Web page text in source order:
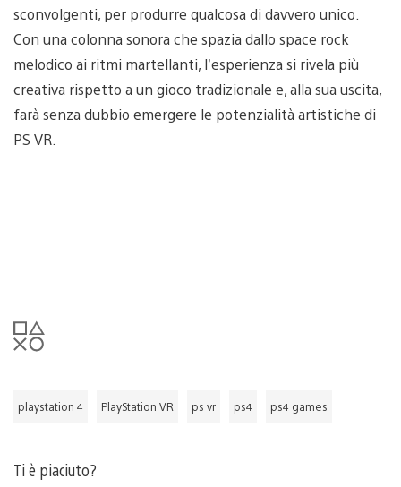
sconvolgenti, per produrre qualcosa di davvero unico.
Con una colonna sonora che spazia dallo space rock
melodico ai ritmi martellanti, l’esperienza si rivela più
creativa rispetto a un gioco tradizionale e, alla sua uscita,
farà senza dubbio emergere le potenzialità artistiche di
PS VR.
playstation 4 PlayStation VR ps vr ps4 ps4 games
Ti è piaciuto?